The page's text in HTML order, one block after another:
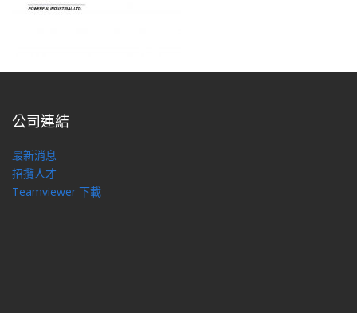
公司連結
最新消息
招攬人才
Teamviewer 下載